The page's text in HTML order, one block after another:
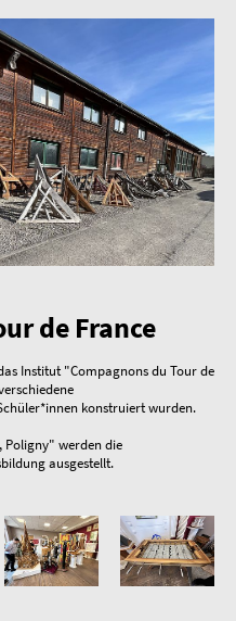
de France
Institut "Compagnons du Tour de
konstruiert wurden.
Poligny" werden die
ausgestellt.